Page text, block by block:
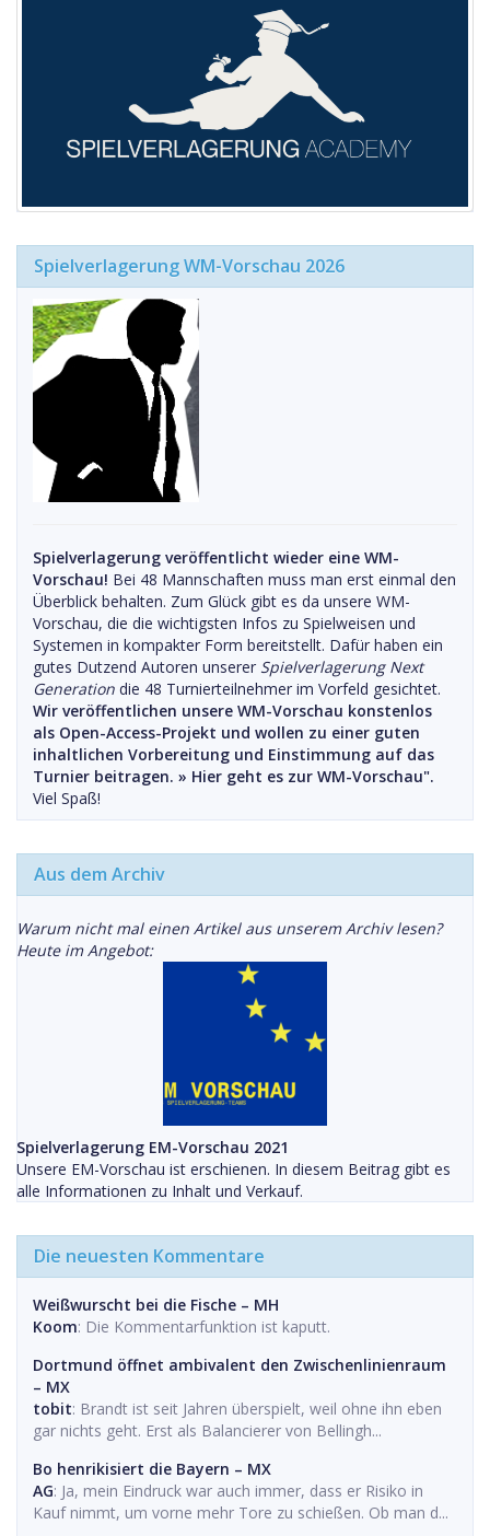
Spielverlagerung WM-Vorschau 2026
Spielverlagerung veröffentlicht wieder eine WM-
Vorschau! Bei 48 Mannschaften muss man erst einmal den
Überblick behalten. Zum Glück gibt es da unsere WM-
Vorschau, die die wichtigsten Infos zu Spielweisen und
Systemen in kompakter Form bereitstellt. Dafür haben ein
gutes Dutzend Autoren unserer Spielverlagerung Next
Generation die 48 Turnierteilnehmer im Vorfeld gesichtet.
Wir veröffentlichen unsere WM-Vorschau konstenlos
als Open-Access-Projekt und wollen zu einer guten
inhaltlichen Vorbereitung und Einstimmung auf das
Turnier beitragen. » Hier geht es zur WM-Vorschau".
Viel Spaß!
Aus dem Archiv
Warum nicht mal einen Artikel aus unserem Archiv lesen?
Heute im Angebot:
Spielverlagerung EM-Vorschau 2021
Unsere EM-Vorschau ist erschienen. In diesem Beitrag gibt es
alle Informationen zu Inhalt und Verkauf.
Die neuesten Kommentare
Weißwurscht bei die Fische – MH
Koom: Die Kommentarfunktion ist kaputt.
Dortmund öffnet ambivalent den Zwischenlinienraum
– MX
tobit: Brandt ist seit Jahren überspielt, weil ohne ihn eben
gar nichts geht. Erst als Balancierer von Bellingh...
Bo henrikisiert die Bayern – MX
AG: Ja, mein Eindruck war auch immer, dass er Risiko in
Kauf nimmt, um vorne mehr Tore zu schießen. Ob man d...